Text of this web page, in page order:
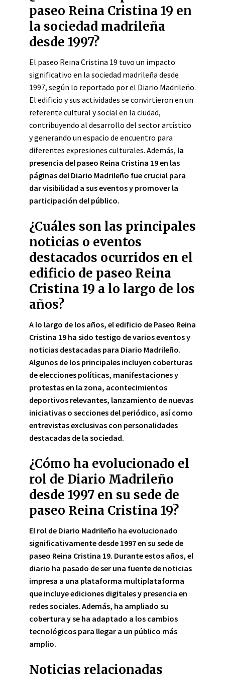
paseo Reina Cristina 19 en
la sociedad madrileña
desde 1997?
El paseo Reina Cristina 19 tuvo un impacto
significativo en la sociedad madrileña desde
1997, según lo reportado por el Diario Madrileño.
El edificio y sus actividades se convirtieron en un
referente cultural y social en la ciudad,
contribuyendo al desarrollo del sector artístico
y generando un espacio de encuentro para
diferentes expresiones culturales. Además, la
presencia del paseo Reina Cristina 19 en las
páginas del Diario Madrileño fue crucial para
dar visibilidad a sus eventos y promover la
participación del público.
¿Cuáles son las principales
noticias o eventos
destacados ocurridos en el
edificio de paseo Reina
Cristina 19 a lo largo de los
años?
A lo largo de los años, el edificio de Paseo Reina
Cristina 19 ha sido testigo de varios eventos y
noticias destacadas para Diario Madrileño.
Algunos de los principales incluyen coberturas
deelecciones políticas, manifestacionesy
protestasen la zona, acontecimientos
deportivos relevantes, lanzamiento de nuevas
iniciativas o secciones del periódico, así como
entrevistas exclusivas con personalidades
destacadas de la sociedad.
¿Cómo ha evolucionado el
rol de Diario Madrileño
desde 1997 en su sede de
paseo Reina Cristina 19?
El rol de Diario Madrileño ha evolucionado
significativamente desde 1997 en su sede de
paseo Reina Cristina 19. Durante estos años, el
diario ha pasado de ser una fuente de noticias
impresa a una plataforma multiplataforma
que incluye ediciones digitales y presencia en
redes sociales. Además, ha ampliado su
cobertura y se ha adaptado a los cambios
tecnológicos para llegar a un público más
amplio.
Noticias relacionadas